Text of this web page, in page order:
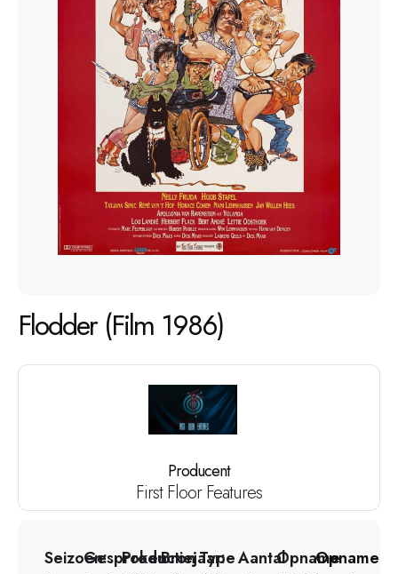
Flodder (Film 1986)
Producent
First Floor Features
Seizoen:Gesproken
Productiejaar:
BronTypeAantalOpnameOpname